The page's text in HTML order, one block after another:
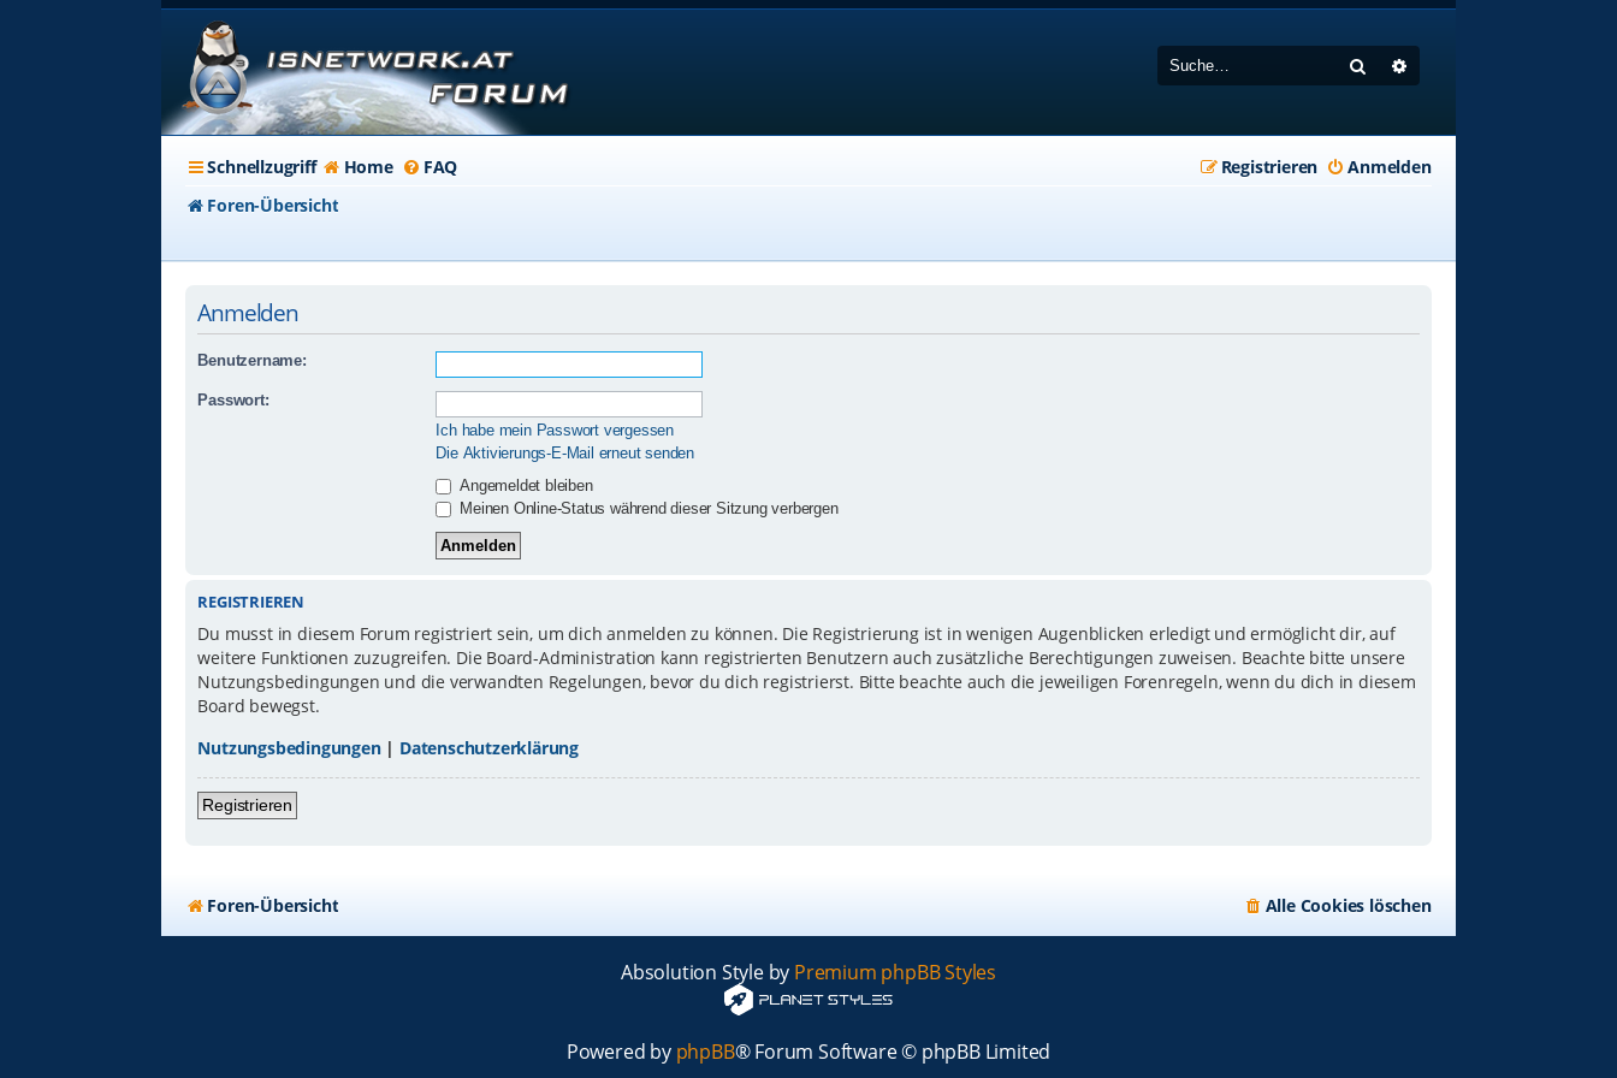
Suche
Schnellzugriff Home FAQ Anmelden
Registrieren
Foren-Übersicht
Anmelden
Benutzername:
Passwort:
Ich habe mein Passwort vergessen
Die Aktivierungs-E-Mail erneut senden
Angemeldet bleiben
Meinen Online-Status während dieser Sitzung verbergen
REGISTRIEREN
Du musst in diesem Forum registriert sein, um dich anmelden zu können. Die Registrierung ist in wenigen Augenblicken erledigt und ermöglicht dir, auf
weitere Funktionen zuzugreifen. Die Board-Administration kann registrierten Benutzern auch zusätzliche Berechtigungen zuweisen. Beachte bitte unsere
Nutzungsbedingungen und die verwandten Regelungen, bevor du dich registrierst. Bitte beachte auch die jeweiligen Forenregeln, wenn du dich in diesem
Board bewegst.
Nutzungsbedingungen| Datenschutzerklärung
Registrieren
Foren-Übersicht Alle Cookies löschen
Absolution Style by Premium phpBB Styles
Powered by phpBB® Forum Software © phpBB Limited